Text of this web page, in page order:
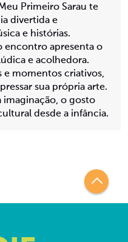
Primeiro Sarau te
divertida e
e histórias.
encontro apresenta o
e acolhedora.
e momentos criativos,
sua própria arte.
imaginação, o gosto
desde a infância.